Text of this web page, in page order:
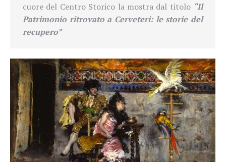
cuore del Centro Storico la mostra dal titolo “Il
Patrimonio ritrovato a Cerveteri: le storie del
recupero”